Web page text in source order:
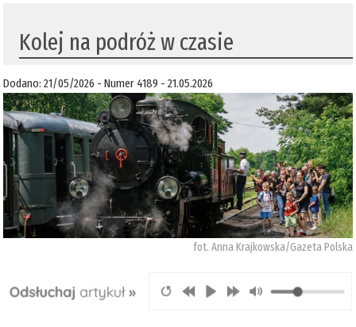
Kolej na podróż w czasie
Dodano: 21/05/2026 - Numer 4189 - 21.05.2026
fot. Anna Krajkowska/Gazeta Polska